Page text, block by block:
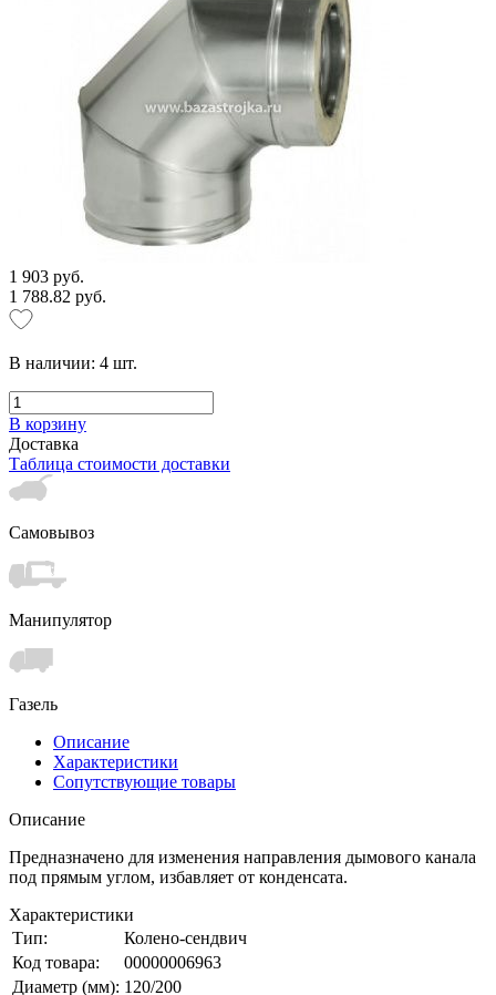
1 903 руб.
1 788.82 руб.
В наличии: 4 шт.
В корзину
Доставка
Таблица стоимости доставки
Самовывоз
Манипулятор
Газель
Описание
Характеристики
Сопутствующие товары
Описание
Предназначено для изменения направления дымового канала
под прямым углом, избавляет от конденсата.
Характеристики
Тип:
Колено-сендвич
Код товара:
00000006963
Диаметр (мм): 120/200